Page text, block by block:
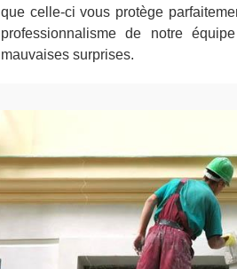
que celle-ci vous protège
professionnalisme de notre
mauvaises surprises.